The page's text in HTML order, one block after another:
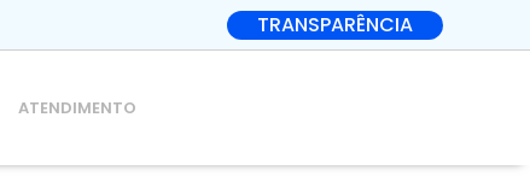
TRANSPARÊNCIA
ATENDIMENTO